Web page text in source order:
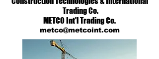
Trading Co.
METCO Int'l Trading Co.
metco@metcoint.com